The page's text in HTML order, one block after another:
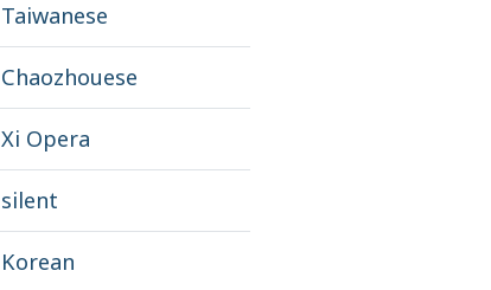
Taiwanese
Chaozhouese
Xi Opera
silent
Korean